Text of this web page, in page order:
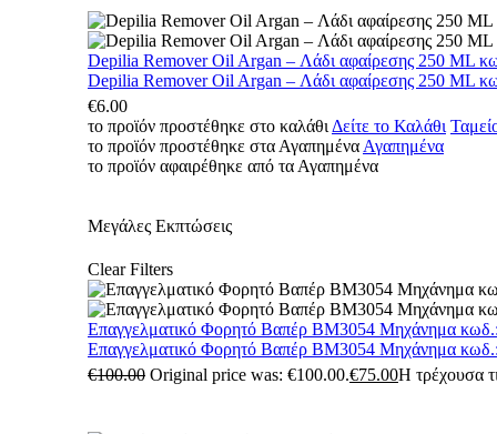
Depilia Remover Oil Argan – Λάδι αφαίρεσης 250 ML
Depilia Remover Oil Argan – Λάδι αφαίρεσης 250 ML
€6.00
το προϊόν προστέθηκε στο καλάθι Δείτε το Καλάθι
το προϊόν προστέθηκε στα Αγαπημένα Αγαπημένα
το προϊόν αφαιρέθηκε από τα Αγαπημένα
Μεγάλες Εκπτώσεις
Clear Filters
Επαγγελματικό Φορητό Βαπέρ BM3054 Μηχάνημα
Επαγγελματικό Φορητό Βαπέρ BM3054 Μηχάνημα
€100.00 Original price was: €100.00.€75.00Η τρέχουσα